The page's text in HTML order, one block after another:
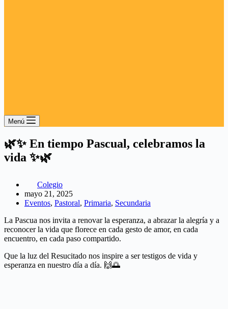
Menú
🌿✨ En tiempo Pascual, celebramos la
vida ✨🌿
Colegio
mayo 21, 2025
Eventos, Pastoral, Primaria, Secundaria
La Pascua nos invita a renovar la esperanza, a abrazar la alegría y a
reconocer la vida que florece en cada gesto de amor, en cada
encuentro, en cada paso compartido.
Que la luz del Resucitado nos inspire a ser testigos de vida y
esperanza en nuestro día a día. 🙌🌅